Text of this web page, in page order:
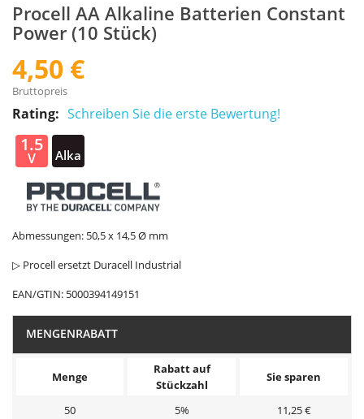
Procell AA Alkaline Batterien Constant
Power (10 Stück)
4,50 €
Bruttopreis
Rating: Schreiben Sie die erste Bewertung!
1.5
V
Alka
line
Abmessungen: 50,5 x 14,5 Ø mm
▷ Procell ersetzt Duracell Industrial
EAN/GTIN: 5000394149151
MENGENRABATT
Menge
Rabatt auf
Stückzahl
Sie sparen
50 5% 11,25 €